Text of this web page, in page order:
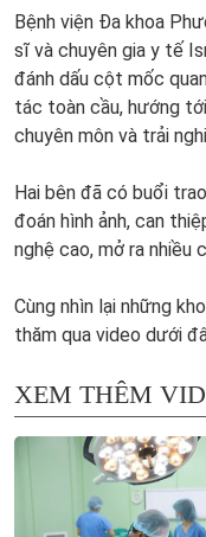
Bệnh viện Đa khoa
sĩ và chuyên gia y tế
đánh dấu cột mốc
tác toàn cầu, hướng
chuyên môn và trải
Hai bên đã có buổi
đoán hình ảnh, can
nghệ cao, mở ra nhiều
Cùng nhìn lại những
thăm qua video dưới
XEM THÊM